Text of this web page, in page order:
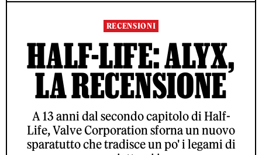
RECENSIONI
HALF-LIFE: ALYX,
LA RECENSIONE
A 13 anni dal secondo capitolo di Half-
Life, Valve Corporation sforna un nuovo
sparatutto che tradisce un po' i legami di